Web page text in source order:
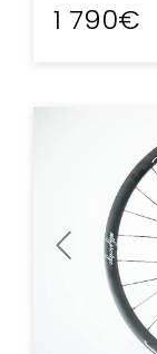
1 790€
Previous